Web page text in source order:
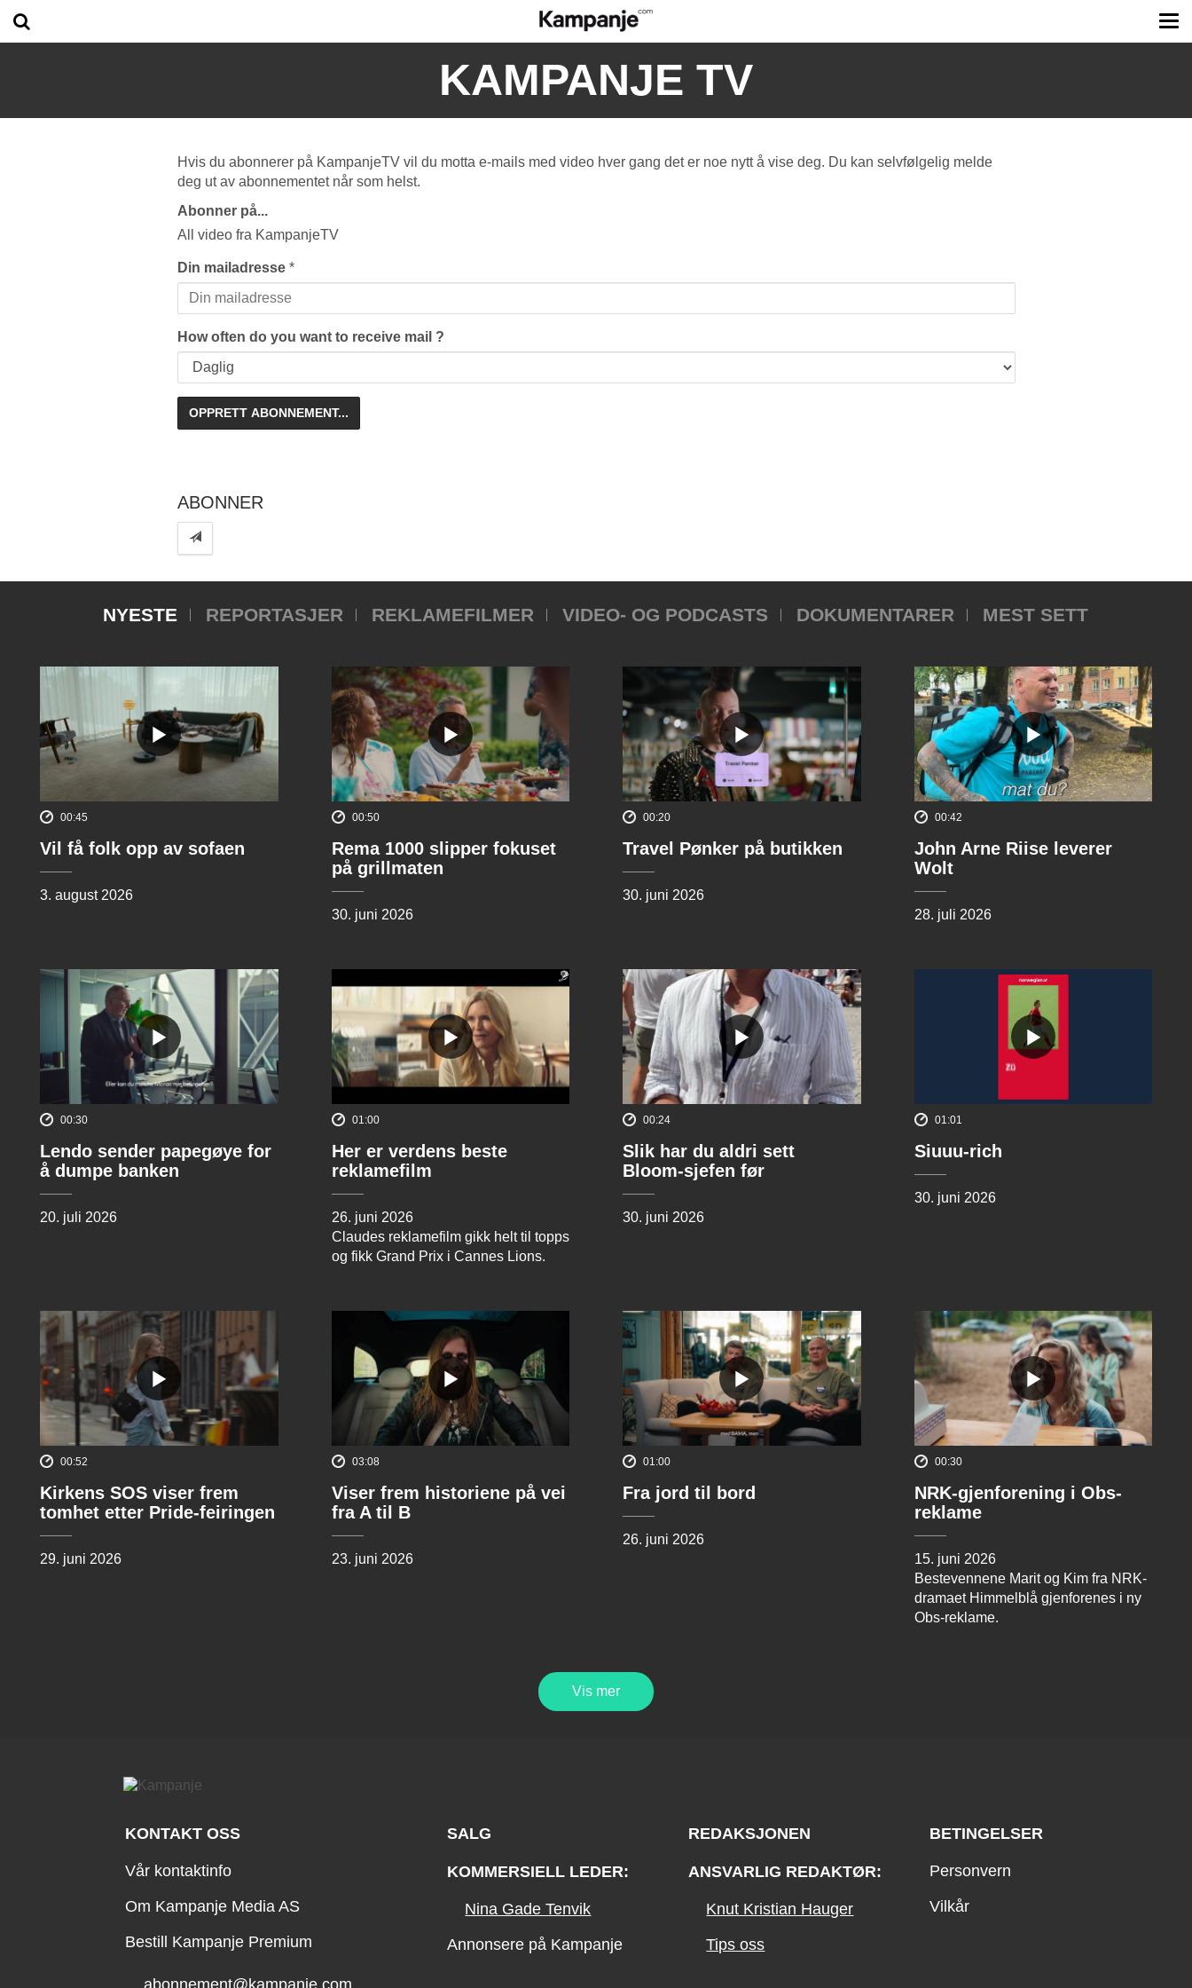
KAMPANJE TV
Hvis du abonnerer på KampanjeTV vil du motta e-mails med video hver gang det er noe nytt å vise deg. Du kan selvfølgelig melde
deg ut av abonnementet når som helst.
Abonner på...
All video fra KampanjeTV
Din mailadresse *
How often do you want to receive mail ?
ABONNER
NYESTE REPORTASJER REKLAMEFILMER VIDEO- OG PODCASTS DOKUMENTARER MEST SETT
00:45
Vil få folk opp av sofaen
3. august 2026
00:50
Rema 1000 slipper fokuset
på grillmaten
30. juni 2026
00:20
Travel Pønker på butikken
30. juni 2026
00:42
John Arne Riise leverer
Wolt
28. juli 2026
00:30
Lendo sender papegøye for
å dumpe banken
20. juli 2026
01:00
Her er verdens beste
reklamefilm
26. juni 2026
Claudes reklamefilm gikk helt til topps
og fikk Grand Prix i Cannes Lions.
00:24
Slik har du aldri sett
Bloom-sjefen før
30. juni 2026
01:01
Siuuu-rich
30. juni 2026
00:52
Kirkens SOS viser frem
tomhet etter Pride-feiringen
29. juni 2026
03:08
Viser frem historiene på vei
fra A til B
23. juni 2026
01:00
Fra jord til bord
26. juni 2026
00:30
NRK-gjenforening i Obs-
reklame
15. juni 2026
Bestevennene Marit og Kim fra NRK-
dramaet Himmelblå gjenforenes i ny
Obs-reklame.
Vis mer
KONTAKT OSS
Vår kontaktinfo
Om Kampanje Media AS
Bestill Kampanje Premium
SALG
KOMMERSIELL LEDER:
Nina Gade Tenvik
Annonsere på Kampanje
REDAKSJONEN
ANSVARLIG REDAKTØR:
Knut Kristian Hauger
Tips oss
BETINGELSER
Personvern
Vilkår